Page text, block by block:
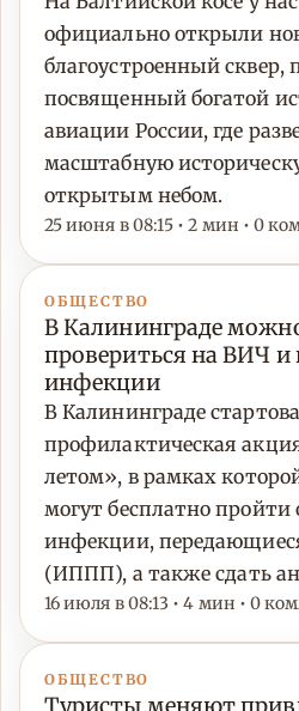
официально открыли
благоустроенный сквер,
посвященный богатой
авиации России, где
масштабную
открытым небом.
25 июня в 08:15 • 2 мин • 0
ОБЩЕСТВО
В Калининграде
провериться на ВИЧ и
инфекции
В Калининграде
профилактическая
летом», в рамках
могут бесплатно пройти
инфекции,
(ИППП), а также сдать
16 июля в 08:13 • 4 мин • 0
ОБЩЕСТВО